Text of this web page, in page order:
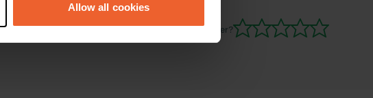
in the
to analyse our traffic. We also share
Allow all cookies
Waren Sie schon einmal hier?